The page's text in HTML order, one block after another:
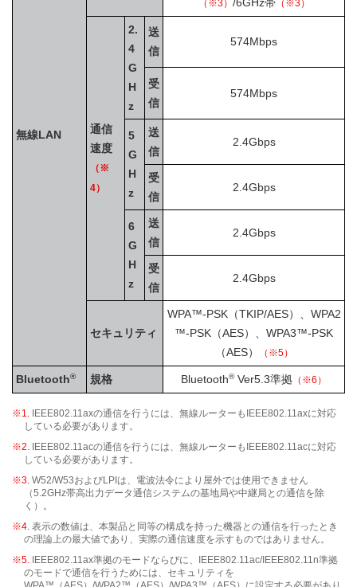
無線LAN
（※3） （※3）
通信
速度
（※
4）
2.
4
G
H
z
送
信
574Mbps
受
信
574Mbps
5
G
H
z
送
信
2.4Gbps
受
信
2.4Gbps
6
G
H
z
送
信
2.4Gbps
受
信
2.4Gbps
セキュリティ
WPA™-PSK（TKIP/AES）、WPA2
™-PSK（AES）、WPA3™-PSK
（AES）
（※5）
Bluetooth® 規格 Bluetooth®Ver5.3準拠 （※6）
※1.
IEEE802.11axの通信を行うには、無線ルーターもIEEE802.11axに対応
している必要があります。
※2. IEEE802.11acの通信を行うには、無線ルーターもIEEE802.11acに対応
している必要があります。
※3. W52/W53およびLPIは、電波法令により屋外では使用できません
（5.2GHz帯高出力データ通信システムの基地局や中継局との通信を除
く）。
※4. 表示の数値は、本製品と同等の構成を持った機器との通信を行ったとき
の理論上の最大値であり、実際の通信速度を示すものではありません。
※5. IEEE802.11ax準拠のモードならびに、IEEE802.11ac/IEEE802.11n準拠
のモードで通信を行うためには、セキュリティを